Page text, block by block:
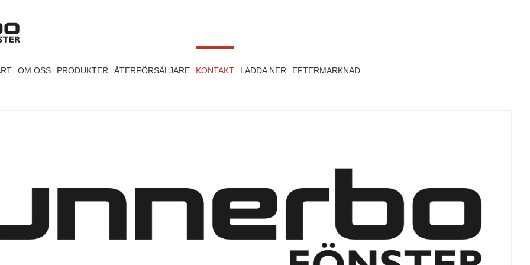
OM OSS PRODUKTER ÅTERFÖRSÄLJARE KONTAKT LADDA NER EFTERMARKNAD